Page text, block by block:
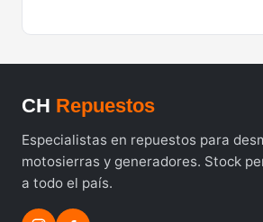
CH Repuestos
Especialistas en repuestos para
motosierras y generadores. Stock
a todo el país.